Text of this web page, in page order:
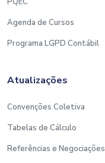
Agenda de Cursos
Programa LGPD Contábil
Atualizações
Convenções Coletiva
Tabelas de Cálculo
Referências e Negociações